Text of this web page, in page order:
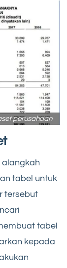
perusahaan
alangkah
tabel untuk
tersebut
tabel
kepada